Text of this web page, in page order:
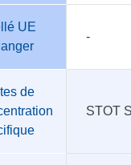
UE
-
de
STOT